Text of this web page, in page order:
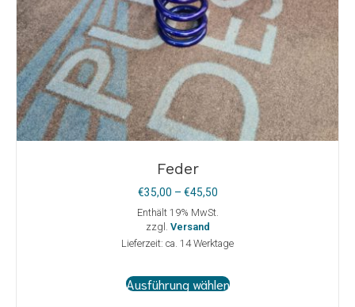
Feder
€35,00 – €45,50Preisspanne:
Enthält 19% MwSt.
zzgl. Versand
Lieferzeit: ca. 14 Werktage
Ausführung wählenProdukt